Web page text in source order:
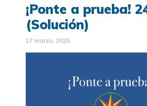
¡Ponte a prueba!
(Solución)
17 marzo, 2025